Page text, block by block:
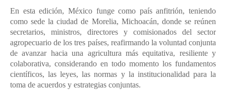
En esta edición, México funge como país anfitrión, teniendo
como sede la ciudad de Morelia, Michoacán, donde se reúnen
secretarios, ministros, directores y comisionados del sector
agropecuario de los tres países, reafirmando la voluntad conjunta
de avanzar hacia una agricultura más equitativa, resiliente y
colaborativa, considerando en todo momento los fundamentos
científicos, las leyes, las normas y la institucionalidad para la
toma de acuerdos y estrategias conjuntas.